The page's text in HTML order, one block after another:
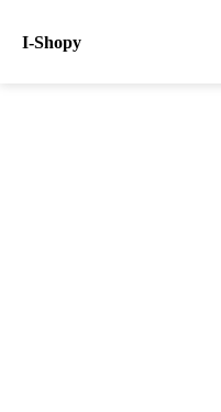
I-Shopy